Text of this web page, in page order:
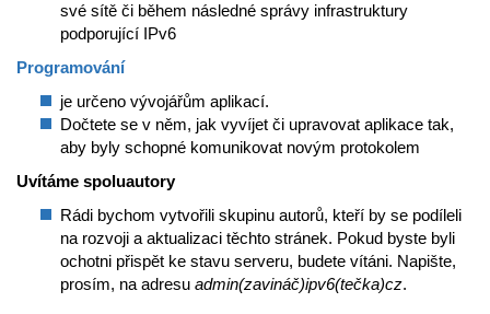
své sítě či během následné správy infrastruktury
podporující IPv6
Programování
je určeno vývojářům aplikací.
Dočtete se v něm, jak vyvíjet či upravovat aplikace tak,
aby byly schopné komunikovat novým protokolem
Uvítáme spoluautory
Rádi bychom vytvořili skupinu autorů, kteří by se podíleli
na rozvoji a aktualizaci těchto stránek. Pokud byste byli
ochotni přispět ke stavu serveru, budete vítáni. Napište,
prosím, na adresu admin(zavináč)ipv6(tečka)cz.